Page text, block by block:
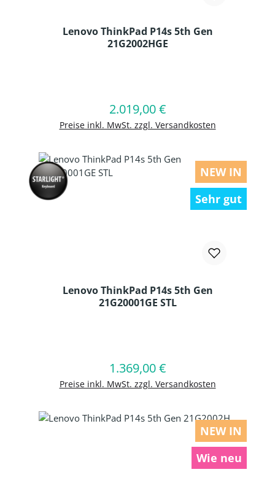
Lenovo ThinkPad P14s 5th Gen
21G2002HGE
Regulärer Preis:
2.019,00 €
Preise inkl. MwSt. zzgl. Versandkosten
In den Warenkorb
NEW IN
Sehr gut
Lenovo ThinkPad P14s 5th Gen
21G20001GE STL
Regulärer Preis:
1.369,00 €
Preise inkl. MwSt. zzgl. Versandkosten
In den Warenkorb
NEW IN
Wie neu